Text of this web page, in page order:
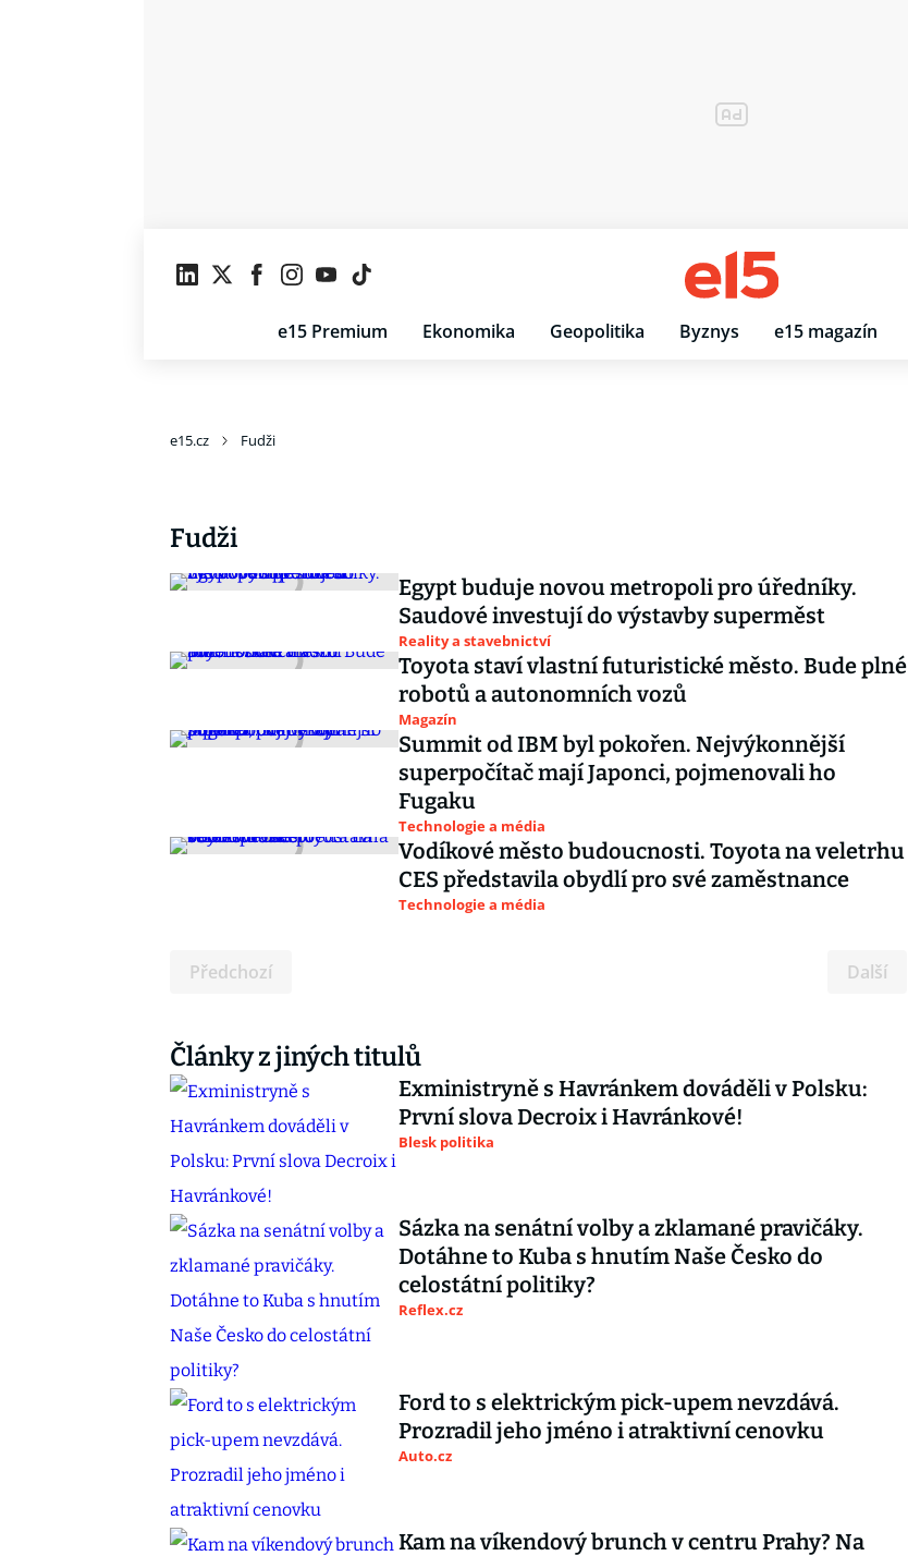
e15 Premium Ekonomika Geopolitika Byznys e15 magazín
e15.cz Fudži
Fudži
Egypt buduje novou metropoli pro úředníky.
Saudové investují do výstavby superměst
Reality a stavebnictví
Toyota staví vlastní futuristické město. Bude plné
robotů a autonomních vozů
Magazín
Summit od IBM byl pokořen. Nejvýkonnější
superpočítač mají Japonci, pojmenovali ho
Fugaku
Technologie a média
Vodíkové město budoucnosti. Toyota na veletrhu
CES představila obydlí pro své zaměstnance
Technologie a média
Předchozí Další
Články z jiných titulů
Exministryně s Havránkem dováděli v Polsku:
První slova Decroix i Havránkové!
Blesk politika
Sázka na senátní volby a zklamané pravičáky.
Dotáhne to Kuba s hnutím Naše Česko do
celostátní politiky?
Reflex.cz
Ford to s elektrickým pick-upem nevzdává.
Prozradil jeho jméno i atraktivní cenovku
Auto.cz
Kam na víkendový brunch v centru Prahy? Na